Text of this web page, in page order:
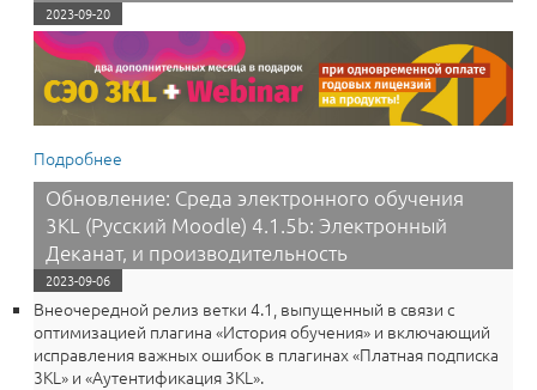
2023-09-20
Подробнее
работы со средой электронного обучения 3КL и
сервисом Webinar при одновременной оплате
годовых лицензий на продукты!
Обновление: Среда электронного обучения
3KL (Русский Moodle) 4.1.5b: Электронный
Деканат, и производительность
2023-09-06
Внеочередной релиз ветки 4.1, выпущенный в связи с
оптимизацией плагина «История обучения» и включающий
исправления важных ошибок в плагинах «Платная подписка
3КL» и «Аутентификация 3КL».